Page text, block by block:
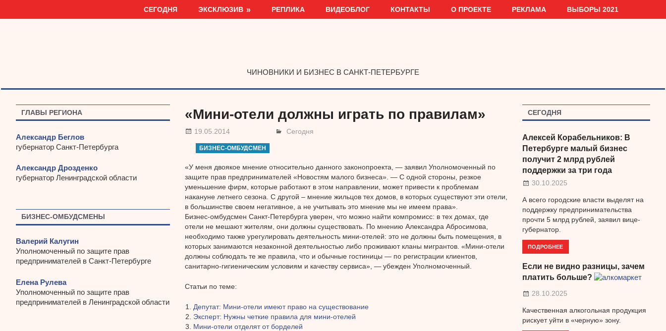
СЕГОДНЯ ЭКСКЛЮЗИВ РЕПЛИКА ВИДЕОБЛОГ КОНТАКТЫ О ПРОЕКТЕ РЕКЛАМА ВЫБОРЫ 2021
ЧИНОВНИКИ И БИЗНЕС В САНКТ-ПЕТЕРБУРГЕ
«Мини-отели должны играть по правилам»
19.05.2014 Сегодня
БИЗНЕС-ОМБУДСМЕН
«У меня двоякое мнение относительно данного законопроекта, — заявил Уполномоченный по
защите прав предпринимателей «Новостям малого бизнеса». — С одной стороны, резкое
уменьшение фирм, которые работают в этом направлении, может привести к проблемам
накануне летнего сезона. С другой – мнение жильцов тех домов, в которых существуют эти отели,
в большинстве своем негативное, а не учитывать это мнение мы не имеем права».
Бизнес-омбудсмен Санкт-Петербурга уверен, что можно найти компромисс: в тех домах, где
отели не мешают жителям, они должны существовать. По мнению Александра Абросимова,
необходимо также урегулировать деятельность мини-отелей: это не должны быть помещения, в
которых занимаются незаконной деятельностью либо проживают кланы мигрантов. «Мини-отели
должны соблюдать те же правила, что и обычные гостиницы — по регистрации клиентов,
санитарно-гигиеническим условиям и качеству сервиса», — убежден Уполномоченный.
Статьи по теме:
Депутат: Мини-отели имеют право на существование
Эксперт: Нужны четкие правила для мини-отелей
Мини-отели отделят от борделей
ГЛАВЫ РЕГИОНА
Александр Беглов
губернатор Санкт-Петербурга
Александр Дрозденко
губернатор Ленинградской области
БИЗНЕС-ОМБУДСМЕНЫ
Валерий Калугин
Уполномоченный по защите прав
предпринимателей в Санкт-Петербурге
Елена Рулева
Уполномоченный по защите прав
предпринимателей в Ленинградской области
СЕГОДНЯ
Алексей Корабельников: В
Петербурге малый бизнес
получит 2 млрд рублей
поддержки за три года
30.10.2025
А всего городские власти выделят на
поддержку предпринимательства
прочти 5 млрд рублей, заявил вице-
губернатор.
ПОДРОБНЕЕ
Если не видно разницы, зачем
платить больше?
28.10.2025
Качественная алкогольная продукция
рискует уйти в «черную» зону.